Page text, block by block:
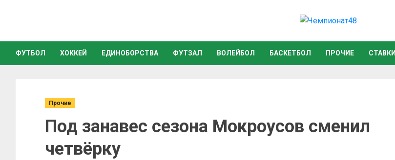
ФУТБОЛ ХОККЕЙ ЕДИНОБОРСТВА ФУТЗАЛ ВОЛЕЙБОЛ БАСКЕТБОЛ ПРОЧИЕ СТАВКИ
Прочие
Под занавес сезона Мокроусов сменил
четвёрку